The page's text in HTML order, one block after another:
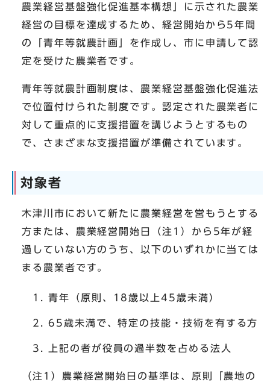
農業経営基盤強化促進基本構想」に示された農業
経営の目標を達成するため、経営開始から5年間
の「青年等就農計画」を作成し、市に申請して認
定を受けた農業者です。
青年等就農計画制度は、農業経営基盤強化促進法
で位置付けられた制度です。認定された農業者に
対して重点的に支援措置を講じようとするもの
で、さまざまな支援措置が準備されています。
対象者
木津川市において新たに農業経営を営もうとする
方または、農業経営開始日（注1）から5年が経
過していない方のうち、以下のいずれかに当ては
まる農業者です。
青年（原則、18歳以上45歳未満）
65歳未満で、特定の技能・技術を有する方
上記の者が役員の過半数を占める法人
（注1）農業経営開始日の基準は、原則「農地の